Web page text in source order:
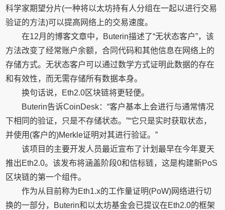
科学家期望分片(一种将以太坊持有人分组在一起以进行交易
验证的方法)可以提高网络上的交易速度。
在12月的博客文章中，Buterin描述了“无状态客户”，该
方法改变了经常账户余额，合同代码和其他信息在网络上的
存储方式。无状态客户可以通过数学方式证明此数据的存在
和有效性，而无需存储所有数据本身。
换句话说，Eth2.0区块链将更轻便。
Buterin告诉CoinDesk：“客户基本上会进行与通常情况
下相同的验证，只是不存储状态。”“它只是实时获取状态，
并使用(客户的)Merkle证明对其进行验证。”
该项目的主要开发人员最近宣布了计划最早在今年夏天
推出Eth2.0。该发布将涵盖阶段0和信标链，这是构建新PoS
区块链的第一个组件。
作为从目前称为Eth1.x的工作量证明(PoW)网络进行切
换的一部分，Buterin和以太坊基金会已提议在Eth2.0的框架